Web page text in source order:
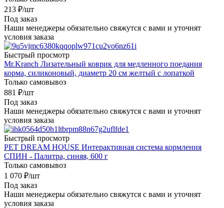
213 ₽/шт
Под заказ
Наши менеджеры обязательно свяжутся с вами и уточнят
условия заказа
Быстрый просмотр
Mr.Kranch Лизательный коврик для медленного поедания
корма, силиконовый, диаметр 20 см желтый с лопаткой
Только самовывоз
881 ₽/шт
Под заказ
Наши менеджеры обязательно свяжутся с вами и уточнят
условия заказа
Быстрый просмотр
PET DREAM HOUSE Интерактивная система кормления
СПИН - Палитра, синяя, 600 г
Только самовывоз
1 070 ₽/шт
Под заказ
Наши менеджеры обязательно свяжутся с вами и уточнят
условия заказа